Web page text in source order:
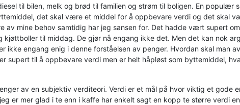
til bilen, melk og brød til familien og strøm til boligen. En populær
det skal være et middel for å oppbevare verdi og det skal
av mine behov samtidig har jeg sansen for. Det hadde vært supert
til middag. De gjør nå engang ikke det. Men det kan nok
engang enig i denne forståelsen av penger. Hvordan skal man
supert til å oppbevare verdi men er helt håpløst som byttemiddel,
av en subjektiv verditeori. Verdi er et mål på hvor viktig et gode
er mer glad i te enn i kaffe har enkelt sagt en kopp te større verdi